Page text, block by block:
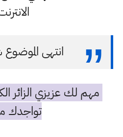
انتهى
مهم لك عزيزي الزائر
تواجدك